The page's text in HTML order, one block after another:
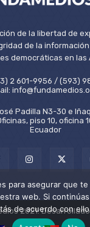
de la libertad de
de la
democráticas en las
2 601-9956 / (593)
Padilla N3-30 e
piso 10, oficina
Ecuador
2021.
para asegurar que
web. Si
de acuerdo con